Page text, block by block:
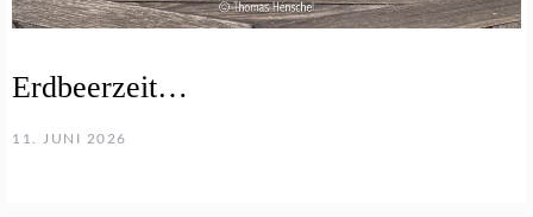
Erdbeerzeit…
11. JUNI 2026